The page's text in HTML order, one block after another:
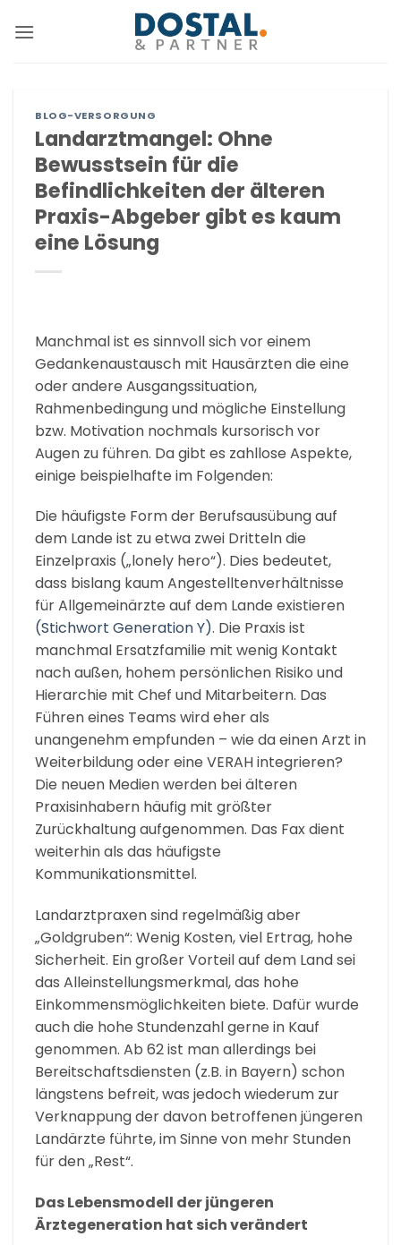
Inhalt
BLOG-VERSORGUNG
Landarztmangel: Ohne
Bewusstsein für die
Befindlichkeiten der älteren
Praxis-Abgeber gibt es kaum
eine Lösung
Manchmal ist es sinnvoll sich vor einem
Gedankenaustausch mit Hausärzten die eine
oder andere Ausgangssituation,
Rahmenbedingung und mögliche Einstellung
bzw. Motivation nochmals kursorisch vor
Augen zu führen. Da gibt es zahllose Aspekte,
einige beispielhafte im Folgenden:
Die häufigste Form der Berufsausübung auf
dem Lande ist zu etwa zwei Dritteln die
Einzelpraxis („lonely hero“). Dies bedeutet,
dass bislang kaum Angestelltenverhältnisse
für Allgemeinärzte auf dem Lande existieren
(Stichwort Generation Y). Die Praxis ist
manchmal Ersatzfamilie mit wenig Kontakt
nach außen, hohem persönlichen Risiko und
Hierarchie mit Chef und Mitarbeitern. Das
Führen eines Teams wird eher als
unangenehm empfunden – wie da einen Arzt in
Weiterbildung oder eine VERAH integrieren?
Die neuen Medien werden bei älteren
Praxisinhabern häufig mit größter
Zurückhaltung aufgenommen. Das Fax dient
weiterhin als das häufigste
Kommunikationsmittel.
Landarztpraxen sind regelmäßig aber
„Goldgruben“: Wenig Kosten, viel Ertrag, hohe
Sicherheit. Ein großer Vorteil auf dem Land sei
das Alleinstellungsmerkmal, das hohe
Einkommensmöglichkeiten biete. Dafür wurde
auch die hohe Stundenzahl gerne in Kauf
genommen. Ab 62 ist man allerdings bei
Bereitschaftsdiensten (z.B. in Bayern) schon
längstens befreit, was jedoch wiederum zur
Verknappung der davon betroffenen jüngeren
Landärzte führte, im Sinne von mehr Stunden
für den „Rest“.
Das Lebensmodell der jüngeren
Ärztegeneration hat sich verändert